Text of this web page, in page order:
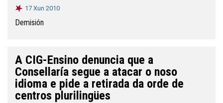
17 Xun 2010
Demisión
A CIG-Ensino denuncia que a
Consellaría segue a atacar o noso
idioma e pide a retirada da orde de
centros plurilingües